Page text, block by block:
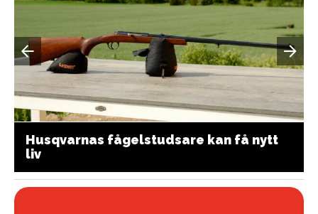
Husqvarnas fågelstudsare kan få nytt
liv